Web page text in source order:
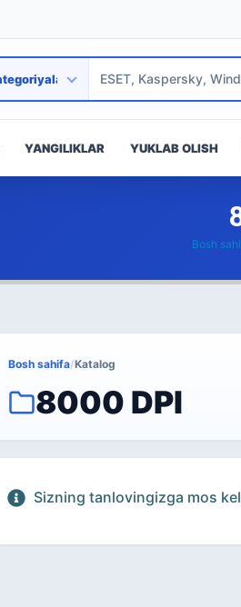
YANGILIKLAR YUKLAB OLISH
Bosh
Bosh sahifa/Katalog
8000 DPI
Sizning tanlovingizga mos